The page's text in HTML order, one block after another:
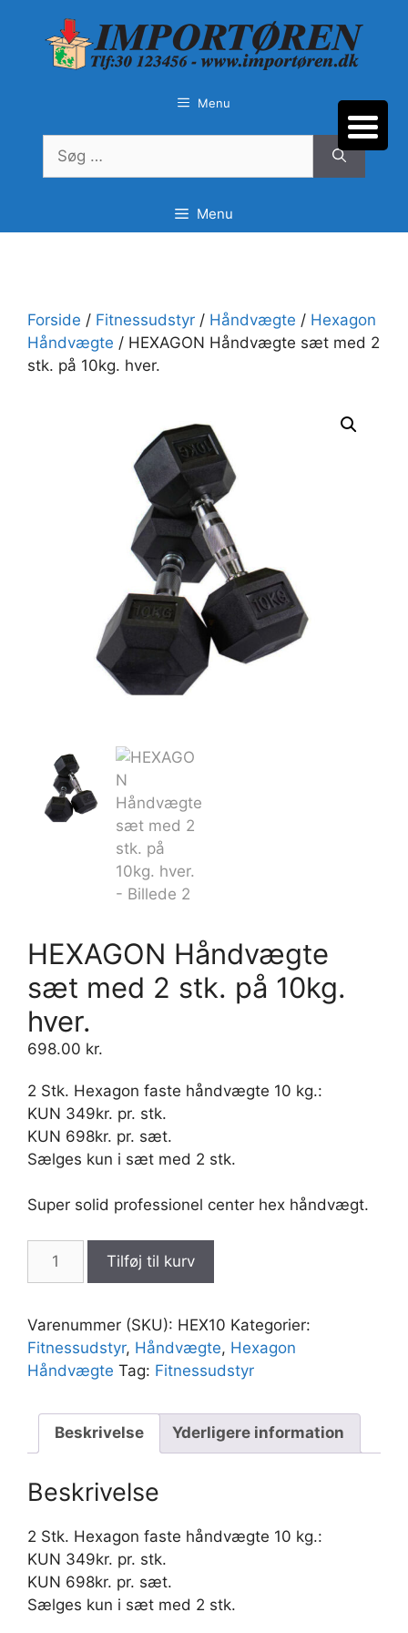
Menu
Søg
efter:
Menu
Forside / Fitnessudstyr / Håndvægte / Hexagon
Håndvægte / HEXAGON Håndvægte sæt med 2
stk. på 10kg. hver.
HEXAGON Håndvægte
sæt med 2 stk. på 10kg.
hver.
698.00 kr.
2 Stk. Hexagon faste håndvægte 10 kg.:
KUN 349kr. pr. stk.
KUN 698kr. pr. sæt.
Sælges kun i sæt med 2 stk.
Super solid professionel center hex håndvægt.
Håndvægte
med
2
stk.
10kg.
hver.
antal
Tilføj til kurv
Varenummer (SKU): HEX10 Kategorier:
Fitnessudstyr, Håndvægte, Hexagon
Håndvægte Tag: Fitnessudstyr
Beskrivelse Yderligere information
Beskrivelse
2 Stk. Hexagon faste håndvægte 10 kg.:
KUN 349kr. pr. stk.
KUN 698kr. pr. sæt.
Sælges kun i sæt med 2 stk.